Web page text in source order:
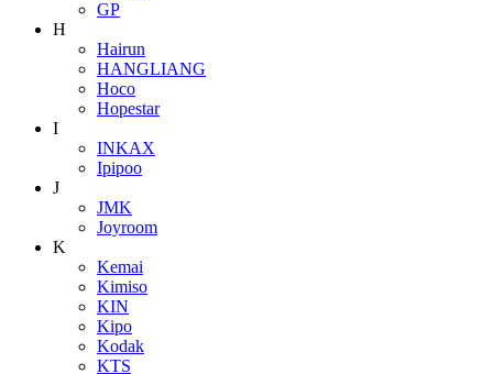
GP
H
Hairun
HANGLIANG
Hoco
Hopestar
I
INKAX
Ipipoo
J
JMK
Joyroom
K
Kemai
Kimiso
KIN
Kipo
Kodak
KTS